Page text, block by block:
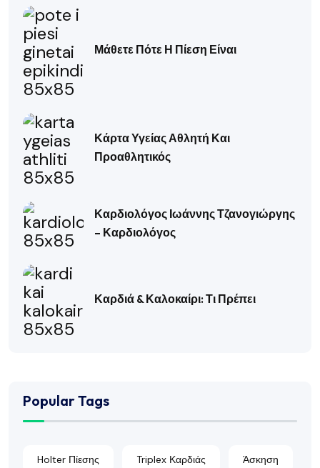
Μάθετε Πότε Η Πίεση Είναι
Κάρτα Υγείας Αθλητή Και
Προαθλητικός
Καρδιολόγος Ιωάννης Τζανογιώργης
– Καρδιολόγος
Καρδιά & Καλοκαίρι: Τι Πρέπει
Popular Tags
Holter Πίεσης Triplex Καρδιάς Άσκηση